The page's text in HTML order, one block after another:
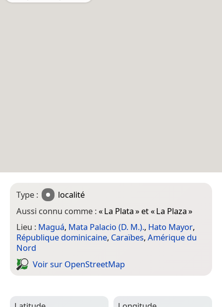
Type :
localité
Aussi connu comme :«La Plata» et «La Plaza»
Lieu : Maguá, Mata Palacio (D. M.)., Hato Mayor,
République dominicaine, Caraïbes, Amérique du
Nord
Voir sur Open­Street­Map